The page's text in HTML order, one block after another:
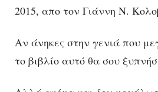
2015, απο τον Γιάννη Ν.
Αν άνηκες στην γενιά που
το βιβλίο αυτό θα σου